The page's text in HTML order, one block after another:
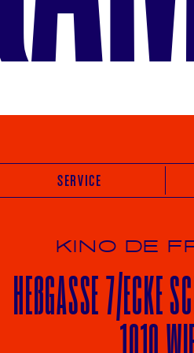
SERVICE
KINO DE
HEßGASSE 7/ECKE